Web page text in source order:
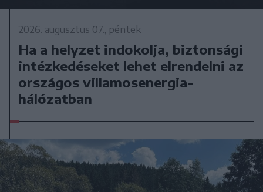
2026. augusztus 07., péntek
Ha a helyzet indokolja, biztonsági
intézkedéseket lehet elrendelni az
országos villamosenergia-
hálózatban